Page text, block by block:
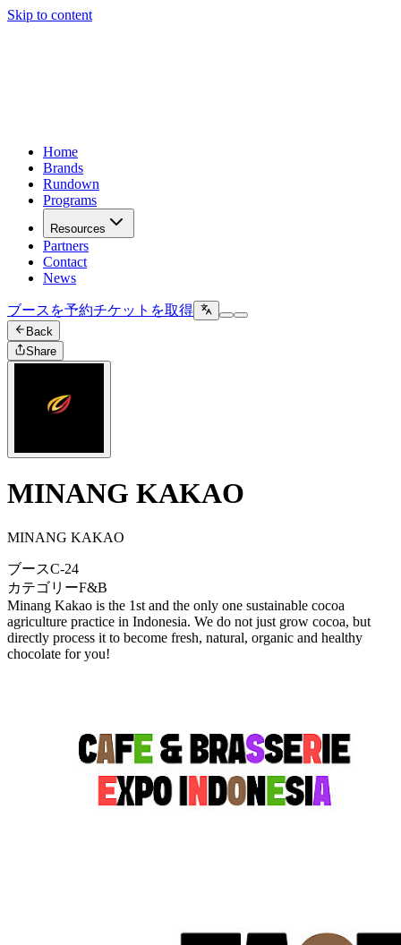
Skip to content
Home
Brands
Rundown
Programs
Resources
Partners
Contact
News
ブースを予約チケットを取得
Back
Share
MINANG KAKAO
MINANG KAKAO
ブースC-24
カテゴリーF&B
Minang Kakao is the 1st and the only one sustainable cocoa
agriculture practice in Indonesia. We do not just grow cocoa, but
directly process it to become fresh, natural, organic and healthy
chocolate for you!